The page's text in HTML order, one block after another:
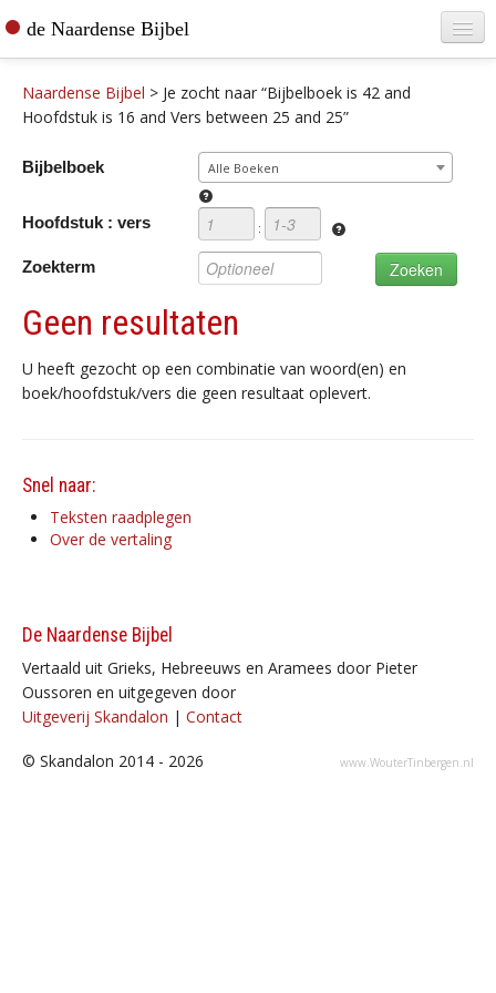
de Naardense Bijbel
Teksten raadplegen
Bijbel bestellen
Naardense Bijbel > Je zocht naar “Bijbelboek is 42 and
Hoofdstuk is 16 and Vers between 25 and 25”
Bijbelboek Alle Boeken
Hoofdstuk : vers :
Zoekterm
Geen resultaten
U heeft gezocht op een combinatie van woord(en) en
boek/hoofdstuk/vers die geen resultaat oplevert.
Snel naar:
Teksten raadplegen
Over de vertaling
De Naardense Bijbel
Vertaald uit Grieks, Hebreeuws en Aramees door Pieter
Oussoren en uitgegeven door
Uitgeverij Skandalon | Contact
www.WouterTinbergen.nl
© Skandalon 2014 - 2026